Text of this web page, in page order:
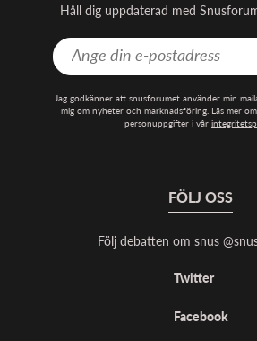
Håll dig uppdaterad med
Jag godkänner att snusforumet använder min
mig om nyheter och marknadsföring. Läs mer
personuppgifter i vår
FÖLJ OSS
Följ debatten om snus
Twitter
Facebook